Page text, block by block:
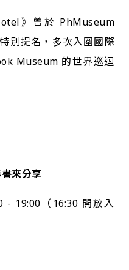
》曾於 PhMuseum
別提名，多次入圍國際
Museum 的世界巡迴
來分享󠀠
- 19:00（16:30 開放入